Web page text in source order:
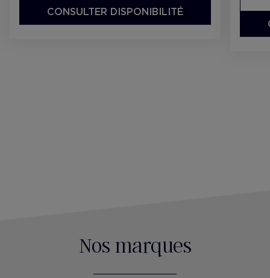
CONSULTER DISPONIBILITÉ
Nos marques